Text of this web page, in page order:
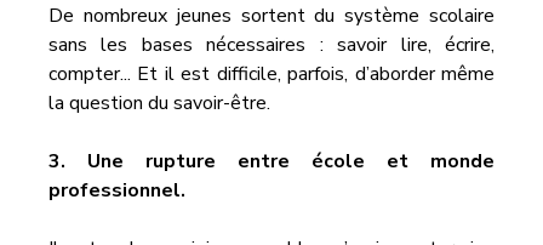
De nombreux jeunes sortent du système scolaire
sans les bases nécessaires : savoir lire, écrire,
compter... Et il est difficile, parfois, d’aborder même
la question du savoir-être.
3. Une rupture entre école et monde
professionnel.